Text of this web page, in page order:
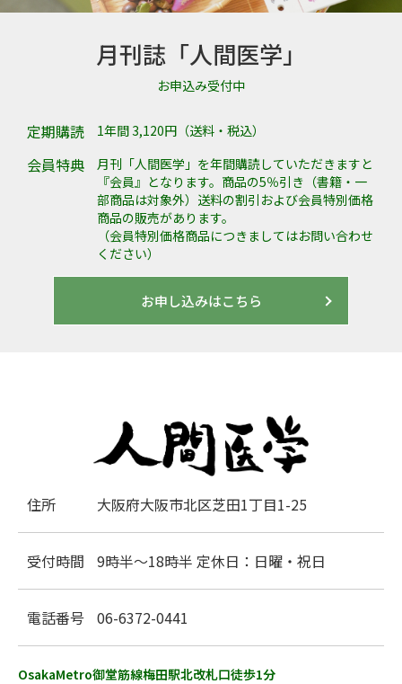
月刊誌「人間医学」
お申込み受付中
定期購読 1年間 3,120円（送料・税込）
会員特典
月刊「人間医学」を年間購読していただきますと
『会員』となります。商品の5％引き（書籍・一
部商品は対象外）送料の割引および会員特別価格
商品の販売があります。
（会員特別価格商品につきましてはお問い合わせ
ください）
お申し込みはこちら
住所 大阪府大阪市北区芝田1丁目1-25
受付時間 9時半～18時半 定休日：日曜・祝日
電話番号 06-6372-0441
OsakaMetro御堂筋線梅田駅北改札口徒歩1分